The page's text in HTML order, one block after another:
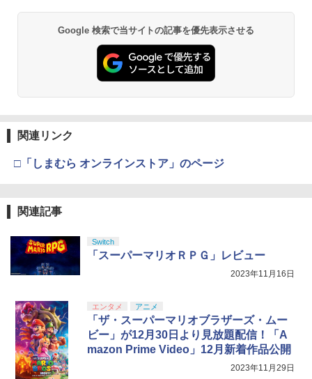
Google 検索で当サイトの記事を優先表示させる
関連リンク
□「しまむら オンラインストア」のページ
関連記事
Switch
「スーパーマリオＲＰＧ」レビュー
2023年11月16日
エンタメ アニメ
「ザ・スーパーマリオブラザーズ・ムー
ビー」が12月30日より見放題配信！「A
mazon Prime Video」12月新着作品公開
2023年11月29日